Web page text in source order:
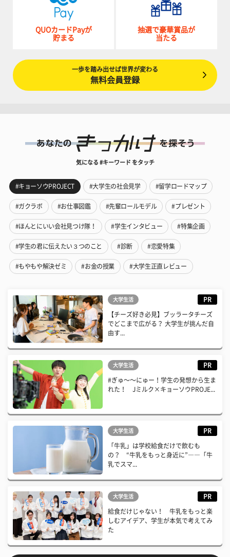
QUOカードPayが
貯まる
抽選で豪華賞品が
当たる
一歩を踏み出せば世界が変わる
無料会員登録
気になる #キーワード をタッチ
#キョーソウPROJECT #大学生の社会見学 #留学ロードマップ
#ガクラボ #お仕事図鑑 #先輩ロールモデル #プレゼント
#ほんとにいい会社見つけ隊！ #学生インタビュー #特集企画
#学生の君に伝えたい３つのこと #診断 #恋愛特集
#もやもや解決ゼミ #お金の授業 #大学生正直レビュー
大学生活 PR
【チーズ好き必見】ブッラータチーズ
でどこまで広がる？ 大学生が挑んだ自
由す...
大学生活 PR
#ぎゅ〜〜にゅー！学生の発想から生ま
れた！ Jミルク×キョーソウPROJE...
大学生活 PR
「牛乳」は学校給食だけで飲むも
の？ “牛乳をもっと身近に”――「牛
乳でスマ...
大学生活 PR
給食だけじゃない！ 牛乳をもっと楽
しむアイデア、学生が本気で考えてみ
た